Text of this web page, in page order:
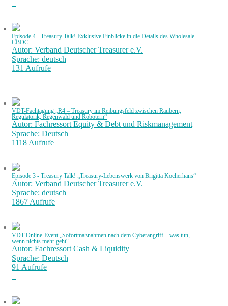
Episode 4 - Treasury Talk! Exklusive Einblicke in die Details des Wholesale
CBDC
Autor: Verband Deutscher Treasurer e.V.
Sprache: deutsch
131 Aufrufe
VDT-Fachtagung „R4 – Treasury im Reibungsfeld zwischen Räubern,
Regulatorik, Regenwald und Robotern“
Autor: Fachressort Equity & Debt und Riskmanagement
Sprache: Deutsch
1118 Aufrufe
Episode 3 - Treasury Talk! „Treasury-Lebenswerk von Brigitta Kocherhans“
Autor: Verband Deutscher Treasurer e.V.
Sprache: deutsch
1867 Aufrufe
VDT Online-Event „Sofortmaßnahmen nach dem Cyberangriff – was tun,
wenn nichts mehr geht“
Autor: Fachressort Cash & Liquidity
Sprache: Deutsch
91 Aufrufe